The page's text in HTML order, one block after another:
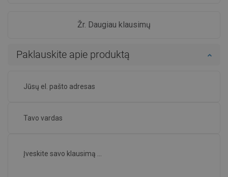
Žr. Daugiau klausimų
Paklauskite apie produktą